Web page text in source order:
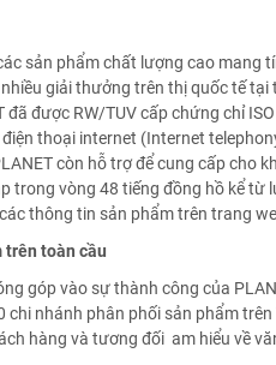
sản phẩm chất lượng cao mang
giải thưởng trên thị quốc tế
đã được RW/TUV cấp chứng chỉ
thoại internet (Internet
còn hỗ trợ để cung cấp cho
trong vòng 48 tiếng đồng hồ kể từ
thông tin sản phẩm trên trang
trên toàn cầu
góp vào sự thành công của
chi nhánh phân phối sản phẩm
hàng và tương đối am hiểu về